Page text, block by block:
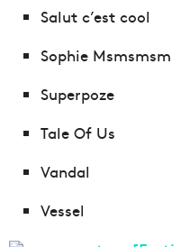
Salut c’est cool
Sophie Msmsmsm
Superpoze
Tale Of Us
Vandal
Vessel